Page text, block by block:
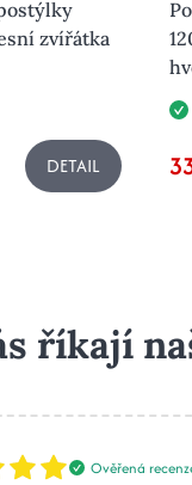
zvířátka
DETAIL
říkají
Ověřená